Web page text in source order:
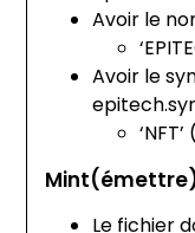
Avoir le
Avoir le
Mint(émettre)
Le fichier